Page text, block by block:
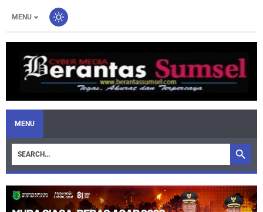
MENU
MENU